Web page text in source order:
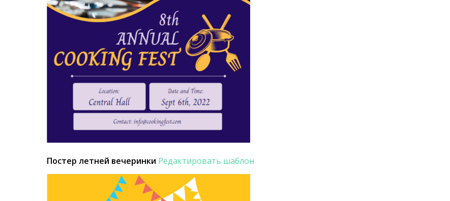
Постер летней вечеринки Редактировать шаблон